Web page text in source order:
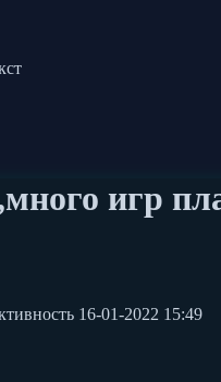
игр
16-01-2022 15:49